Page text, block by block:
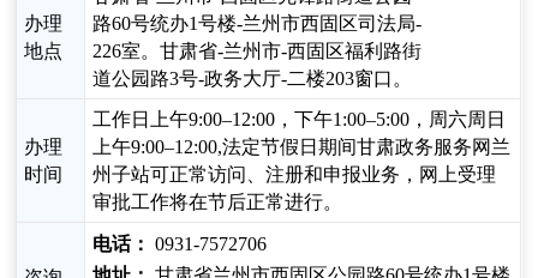
办理
地点
路60号统办1号楼-兰州市西固区司法局-
226室。甘肃省-兰州市-西固区福利路街
道公园路3号-政务大厅-二楼203窗口。
办理
时间
工作日上午9:00–12:00，下午1:00–5:00，周六周日
上午9:00–12:00,法定节假日期间甘肃政务服务网兰
州子站可正常访问、注册和申报业务，网上受理
审批工作将在节后正常进行。
电话： 0931-7572706